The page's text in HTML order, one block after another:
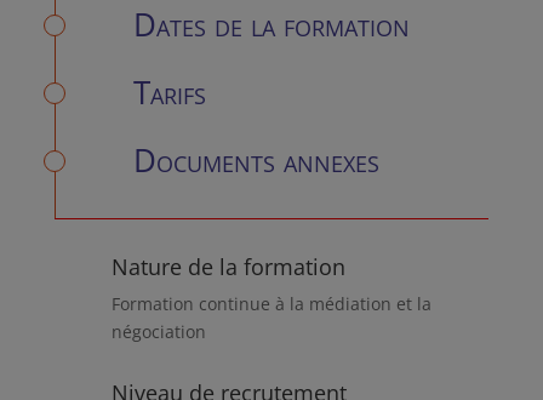
Dates de la formation
Tarifs
Documents annexes
Nature de la formation
Formation continue à la médiation et la
négociation
Niveau de recrutement